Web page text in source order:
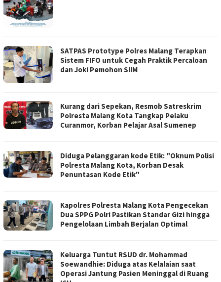
SATPAS Prototype Polres Malang Terapkan
Sistem FIFO untuk Cegah Praktik Percaloan
dan Joki Pemohon SIIM
Kurang dari Sepekan, Resmob Satreskrim
Polresta Malang Kota Tangkap Pelaku
Curanmor, Korban Pelajar Asal Sumenep
Diduga Pelanggaran kode Etik: "Oknum Polisi
Polresta Malang Kota, Korban Desak
Penuntasan Kode Etik"
Kapolres Polresta Malang Kota Pengecekan
Dua SPPG Polri Pastikan Standar Gizi hingga
Pengelolaan Limbah Berjalan Optimal
Keluarga Tuntut RSUD dr. Mohammad
Soewandhie: Diduga atas Kelalaian saat
Operasi Jantung Pasien Meninggal di Ruang